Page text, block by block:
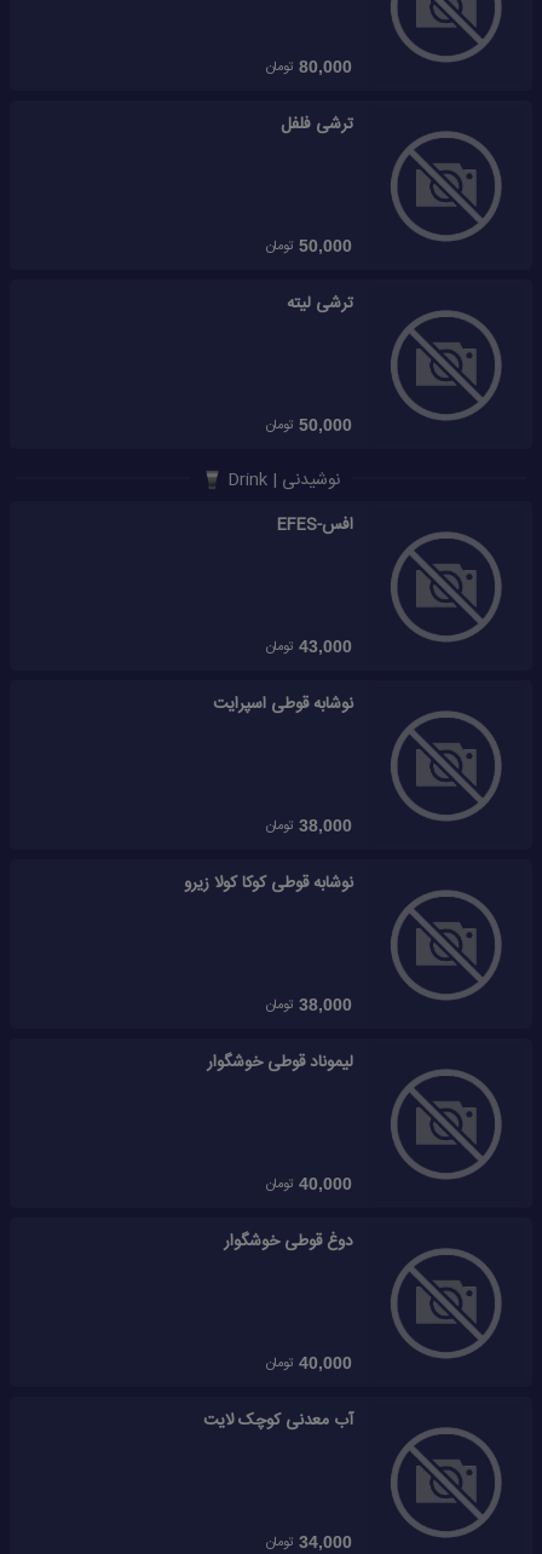
80,000 تومان
ترشی فلفل
50,000 تومان
ترشی لیته
50,000 تومان
نوشیدنی | Drink
افس-EFES
43,000 تومان
نوشابه قوطی اسپرایت
38,000 تومان
نوشابه قوطی کوکا کولا زیرو
38,000 تومان
لیموناد قوطی خوشگوار
40,000 تومان
دوغ قوطی خوشگوار
40,000 تومان
آب معدنی کوچک لایت
34,000 تومان